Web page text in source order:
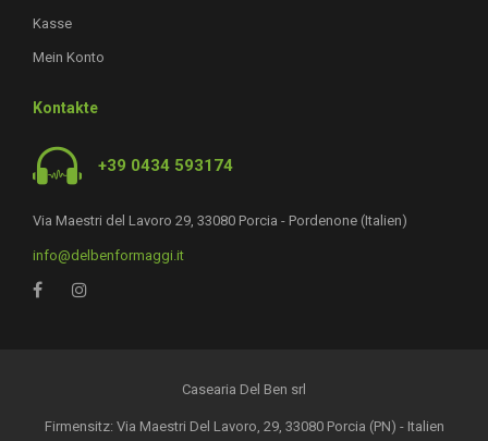
Kasse
Mein Konto
Kontakte
+39 0434 593174
Via Maestri del Lavoro 29, 33080 Porcia - Pordenone (Italien)
info@delbenformaggi.it
Casearia Del Ben srl
Firmensitz: Via Maestri Del Lavoro, 29, 33080 Porcia (PN) - Italien